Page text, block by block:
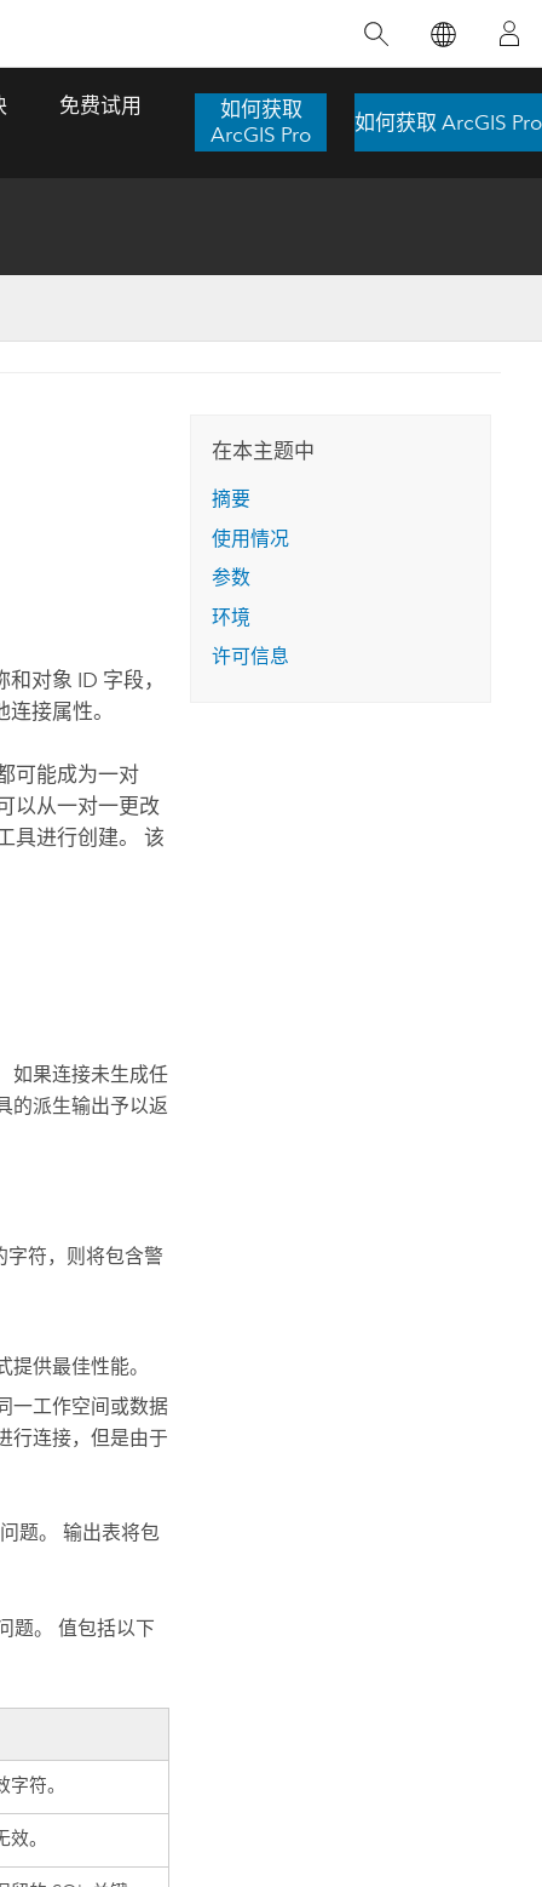
互式地图，探索产品功能，或者直接开始免
动提供了有力支持。
数字孪生体
推荐书籍
免费试用
如何获取
ArcGIS Pro
如何获取 ArcGIS Pro
对象 ID 字段，
接属性。
可能成为一对
以从一对一更改
具进行创建。 该
如果连接未生成任
的派生输出予以返
字符，则将包含警
供最佳性能。
一工作空间或数据
行连接，但是由于
题。 输出表将包
题。 值包括以下
符。
。
在本主题中
摘要
使用情况
参数
环境
许可信息